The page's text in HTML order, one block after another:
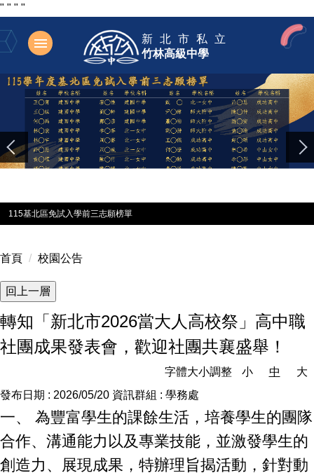
" " " "
跳
到
要
新北市私立
竹林高級中學
115基北區免試入學前三志願榜單
首頁 校園公告
轉知「新北市2026當大人高校祭」高中職
社團成果發表會，歡迎社團共襄盛舉！
字體大小調整 小 中
大
發布日期 : 2026/05/20 資訊群組 : 學務處
一、 為豐富學生的課餘生活，培養學生的團隊
合作、溝通能力以及專業技能，並激發學生的
創造力、展現成果，特辦理旨揭活動，針對動